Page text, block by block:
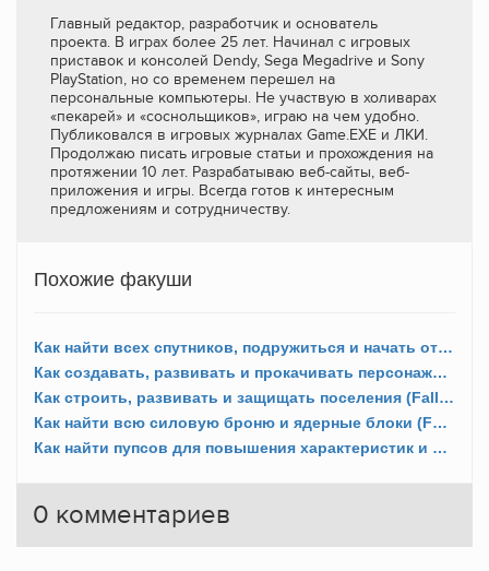
Главный редактор, разработчик и основатель
проекта. В играх более 25 лет. Начинал с игровых
приставок и консолей Dendy, Sega Megadrive и Sony
PlayStation, но со временем перешел на
персональные компьютеры. Не участвую в холиварах
«пекарей» и «соснольщиков», играю на чем удобно.
Публиковался в игровых журналах Game.EXE и ЛКИ.
Продолжаю писать игровые статьи и прохождения на
протяжении 10 лет. Разрабатываю веб-сайты, веб-
приложения и игры. Всегда готов к интересным
предложениям и сотрудничеству.
Похожие факуши
Как найти всех спутников, подружиться и начать отношения (Fallout 4)?
Как создавать, развивать и прокачивать персонажа (Fallout 4)?
Как строить, развивать и защищать поселения (Fallout 4)?
Как найти всю силовую броню и ядерные блоки (Fallout 4)?
Как найти пупсов для повышения характеристик и способностей персонажа (Fallout 4)?
0 комментариев